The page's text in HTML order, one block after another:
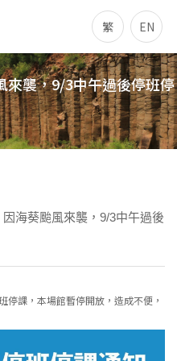
繁 EN
來襲，9/3中午過後停班停
因海葵颱風來襲，9/3中午過後
課，本場館暫停開放，造成不便，